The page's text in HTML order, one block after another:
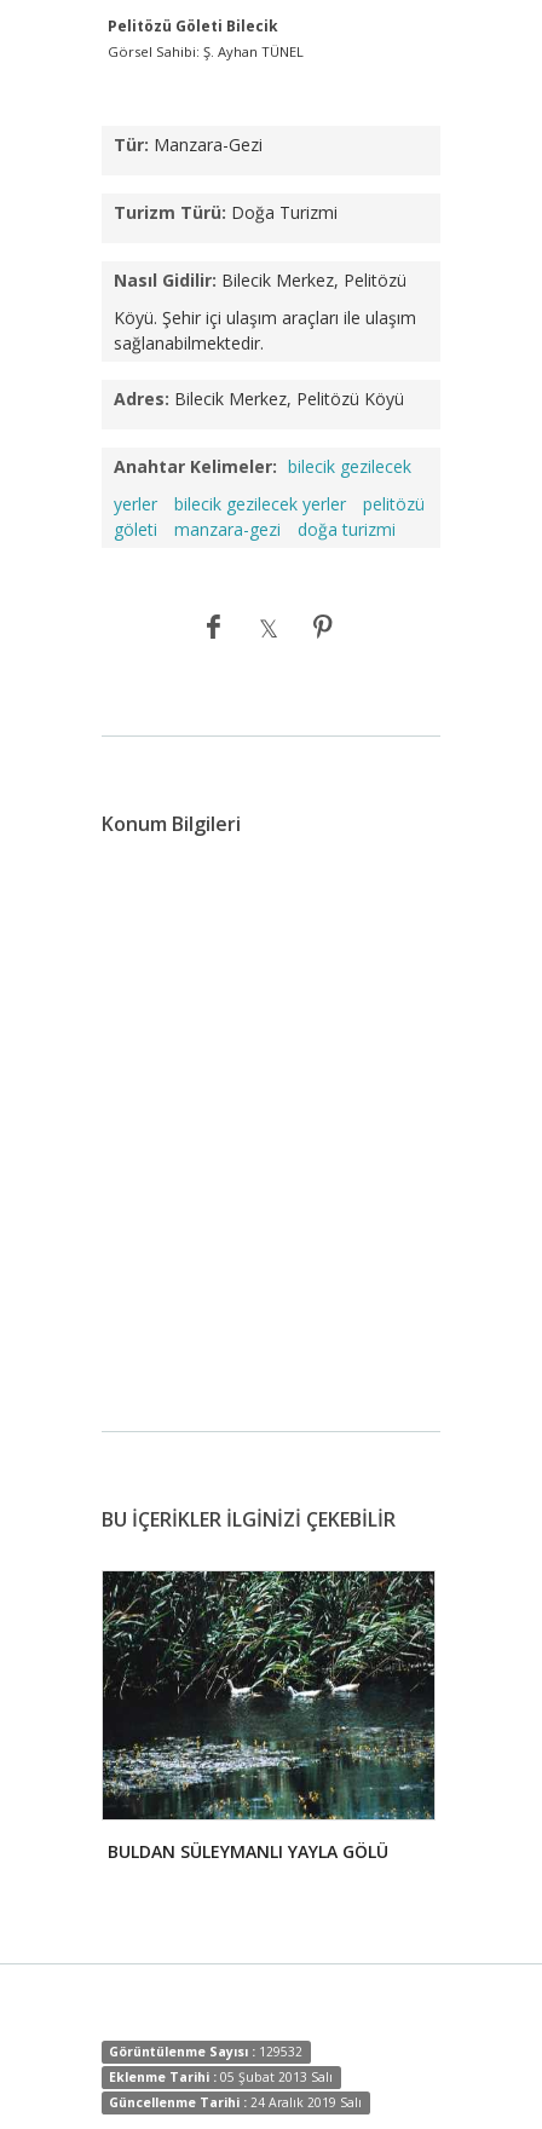
Pelitözü Göleti Bilecik
Görsel Sahibi: Ş. Ayhan TÜNEL
Tür: Manzara-Gezi
Turizm Türü: Doğa Turizmi
Nasıl Gidilir: Bilecik Merkez, Pelitözü
Köyü. Şehir içi ulaşım araçları ile ulaşım
sağlanabilmektedir.
Adres: Bilecik Merkez, Pelitözü Köyü
Anahtar Kelimeler: bilecik gezilecek
yerler
bilecik gezilecek yerler
pelitözü
göleti
manzara-gezi doğa turizmi
Konum Bilgileri
BU İÇERİKLER İLGİNİZİ ÇEKEBİLİR
BULDAN SÜLEYMANLI YAYLA GÖLÜ
Görüntülenme Sayısı : 129532
Eklenme Tarihi : 05 Şubat 2013 Salı
Güncellenme Tarihi : 24 Aralık 2019 Salı